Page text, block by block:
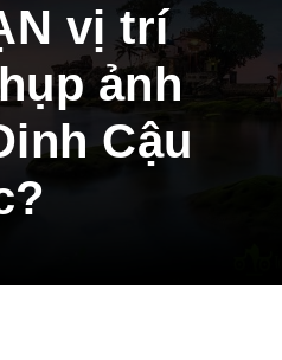
vị trí
ảnh
Cậu